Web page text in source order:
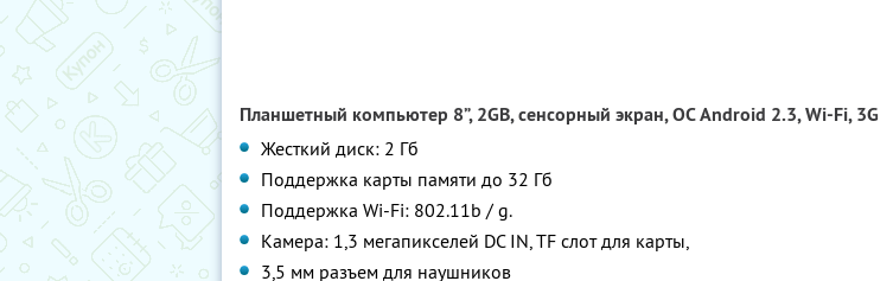
Планшетный компьютер 8”, 2GB, сенсорный экран, ОС Android 2.3, Wi-Fi, 3G
Жесткий диск: 2 Гб
Поддержка карты памяти до 32 Гб
Поддержка Wi-Fi: 802.11b / g.
Камера: 1,3 мегапикселей DC IN, TF слот для карты,
3,5 мм разъем для наушников